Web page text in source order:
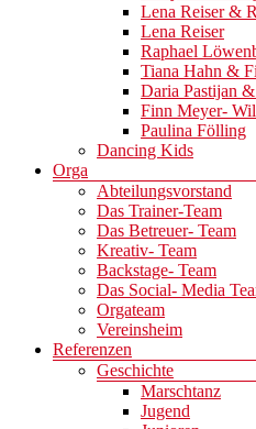
Lena Reiser &
Lena Reiser
Raphael
Tiana Hahn &
Daria Pastijan
Finn Meyer-
Paulina Fölling
Dancing Kids
Orga
Abteilungsvorstand
Das Trainer-Team
Das Betreuer- Team
Kreativ- Team
Backstage- Team
Das Social- Media
Orgateam
Vereinsheim
Referenzen
Geschichte
Marschtanz
Jugend